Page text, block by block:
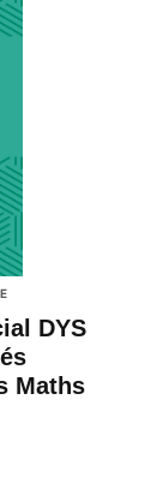
DYS
Maths